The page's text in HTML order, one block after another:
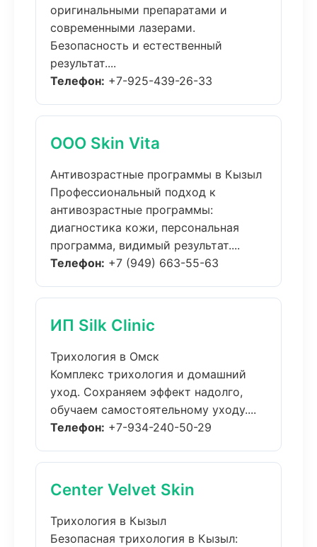
оригинальными препаратами и
современными лазерами.
Безопасность и естественный
результат....
Телефон: +7-925-439-26-33
ООО Skin Vita
Антивозрастные программы в Кызыл
Профессиональный подход к
антивозрастные программы:
диагностика кожи, персональная
программа, видимый результат....
Телефон: +7 (949) 663-55-63
ИП Silk Clinic
Трихология в Омск
Комплекс трихология и домашний
уход. Сохраняем эффект надолго,
обучаем самостоятельному уходу....
Телефон: +7-934-240-50-29
Center Velvet Skin
Трихология в Кызыл
Безопасная трихология в Кызыл: